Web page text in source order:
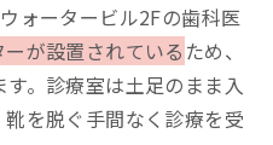
ォータービル2Fの歯科医
が設置されている ため、
。診療室は土足のまま入
を脱ぐ手間なく診療を受